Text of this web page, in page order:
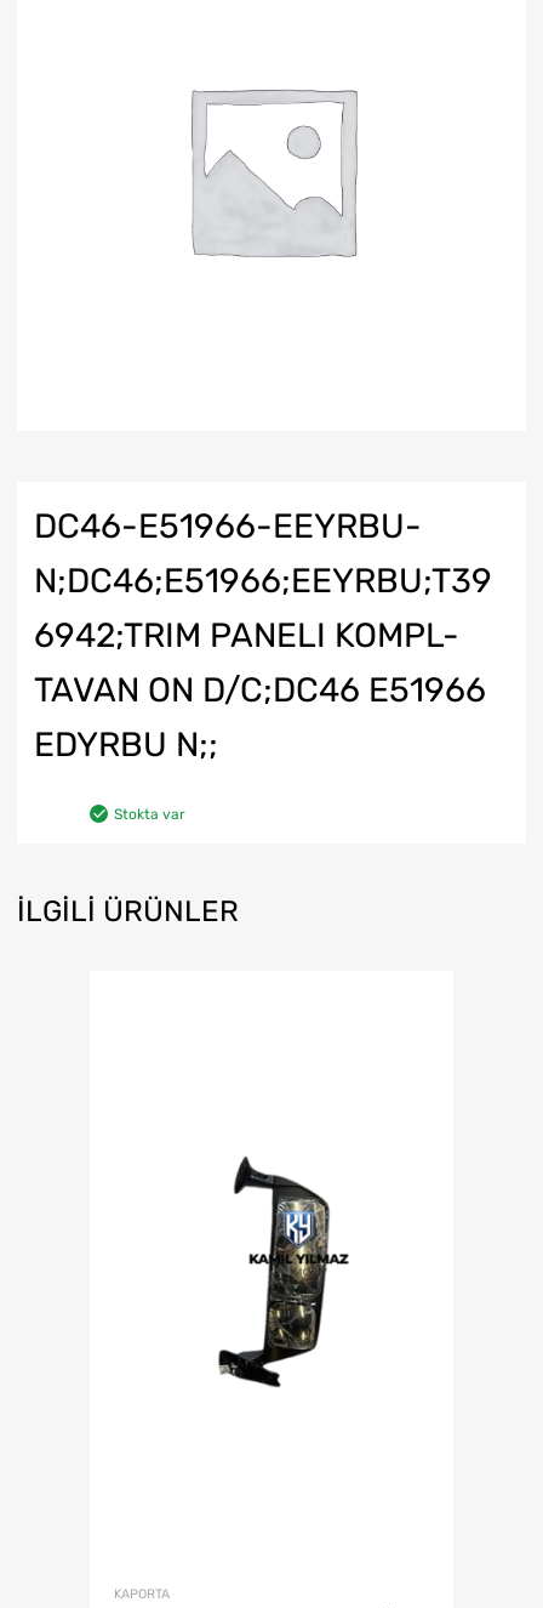
DC46-E51966-EEYRBU-
N;DC46;E51966;EEYRBU;T39
6942;TRIM PANELI KOMPL-
TAVAN ON D/C;DC46 E51966
EDYRBU N;;
Stokta var
İLGILI ÜRÜNLER
KAPORTA